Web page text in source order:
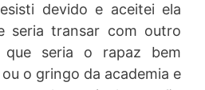
devido e aceitei ela
seria transar com outro
que seria o rapaz bem
o gringo da academia e